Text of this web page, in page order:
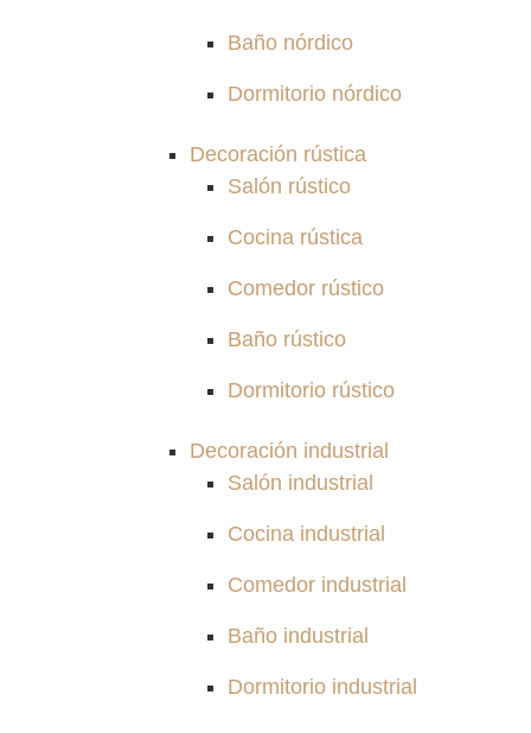
Baño nórdico
Dormitorio nórdico
Decoración rústica
Salón rústico
Cocina rústica
Comedor rústico
Baño rústico
Dormitorio rústico
Decoración industrial
Salón industrial
Cocina industrial
Comedor industrial
Baño industrial
Dormitorio industrial